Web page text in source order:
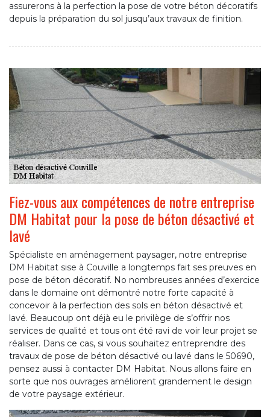
assurerons à la perfection la pose de votre béton décoratifs
depuis la préparation du sol jusqu’aux travaux de finition.
Fiez-vous aux compétences de notre entreprise
DM Habitat pour la pose de béton désactivé et
lavé
Spécialiste en aménagement paysager, notre entreprise
DM Habitat sise à Couville a longtemps fait ses preuves en
pose de béton décoratif. No nombreuses années d’exercice
dans le domaine ont démontré notre forte capacité à
concevoir à la perfection des sols en béton désactivé et
lavé. Beaucoup ont déjà eu le privilège de s’offrir nos
services de qualité et tous ont été ravi de voir leur projet se
réaliser. Dans ce cas, si vous souhaitez entreprendre des
travaux de pose de béton désactivé ou lavé dans le 50690,
pensez aussi à contacter DM Habitat. Nous allons faire en
sorte que nos ouvrages améliorent grandement le design
de votre paysage extérieur.